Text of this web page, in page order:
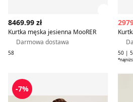
8469.99 zł
Kurtka męska jesienna MooRER
Darmowa dostawa
58 50 |
Kurtka męska na wiosnę MooRER
-7%